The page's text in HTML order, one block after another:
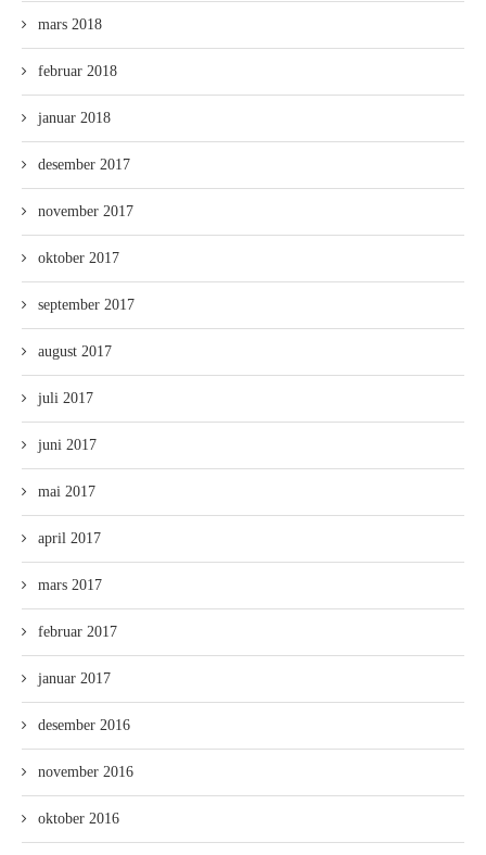
mars 2018
februar 2018
januar 2018
desember 2017
november 2017
oktober 2017
september 2017
august 2017
juli 2017
juni 2017
mai 2017
april 2017
mars 2017
februar 2017
januar 2017
desember 2016
november 2016
oktober 2016